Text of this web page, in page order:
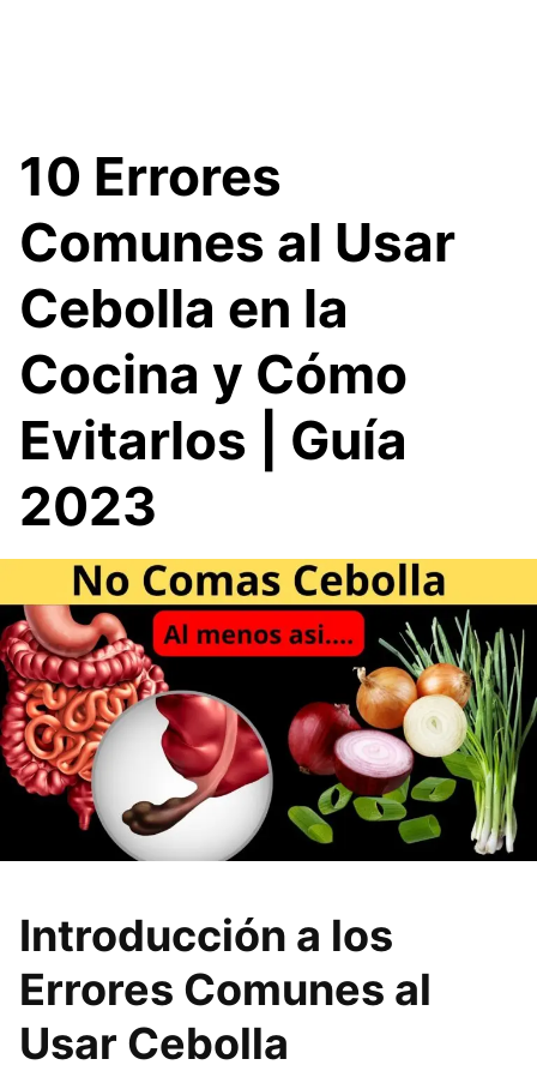
10 Errores
Comunes al Usar
Cebolla en la
Cocina y Cómo
Evitarlos | Guía
2023
Introducción a los
Errores Comunes al
Usar Cebolla